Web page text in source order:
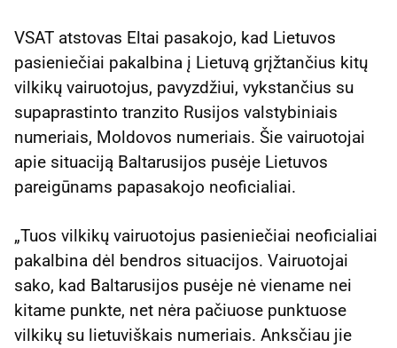
VSAT atstovas Eltai pasakojo, kad Lietuvos
pasieniečiai pakalbina į Lietuvą grįžtančius kitų
vilkikų vairuotojus, pavyzdžiui, vykstančius su
supaprastinto tranzito Rusijos valstybiniais
numeriais, Moldovos numeriais. Šie vairuotojai
apie situaciją Baltarusijos pusėje Lietuvos
pareigūnams papasakojo neoficialiai.
„Tuos vilkikų vairuotojus pasieniečiai neoficialiai
pakalbina dėl bendros situacijos. Vairuotojai
sako, kad Baltarusijos pusėje nė viename nei
kitame punkte, net nėra pačiuose punktuose
vilkikų su lietuviškais numeriais. Anksčiau jie